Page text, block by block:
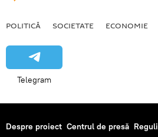
POLITICĂ SOCIETATE ECONOMIE
Telegram
Despre proiect Centrul de presă Reguli